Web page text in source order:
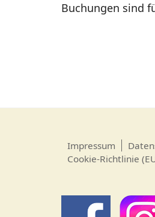
Buchungen sind
Impressum
Cookie-Richtlinie